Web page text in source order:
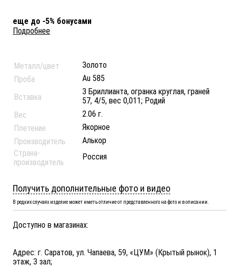
еще до -5% бонусами
Подробнее
Металл/цвет
Золото
Проба
Au 585
Вставка
3 Бриллианта, огранка круглая, граней
57, 4/5, вес 0,011; Родий
Вес
2.06 г.
Плетение
Якорное
Производитель
Алькор
Страна-
производитель
Россия
Получить дополнительные фото и видео
В редких случаях изделие может иметь отличие от представленного на фото и в описании.
Доступно в магазинах:
Адрес: г. Саратов, ул. Чапаева, 59, «ЦУМ» (Крытый рынок), 1
этаж, 3 зал;